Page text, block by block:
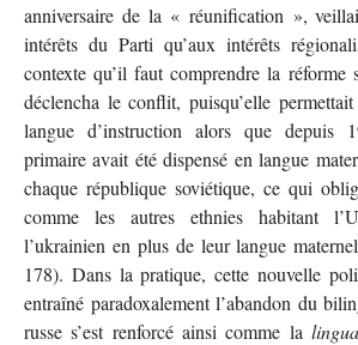
anniversaire de la « réunification »,
intérêts du Parti qu’aux intérêts
contexte qu’il faut comprendre la réforme
déclencha le conflit, puisqu’elle
langue d’instruction alors que depuis
primaire avait été dispensé en langue
chaque république soviétique, ce qui
comme les autres ethnies habitant
l’ukrainien en plus de leur langue
178). Dans la pratique, cette nouvelle
entraîné paradoxalement l’abandon du
russe s’est renforcé ainsi comme la